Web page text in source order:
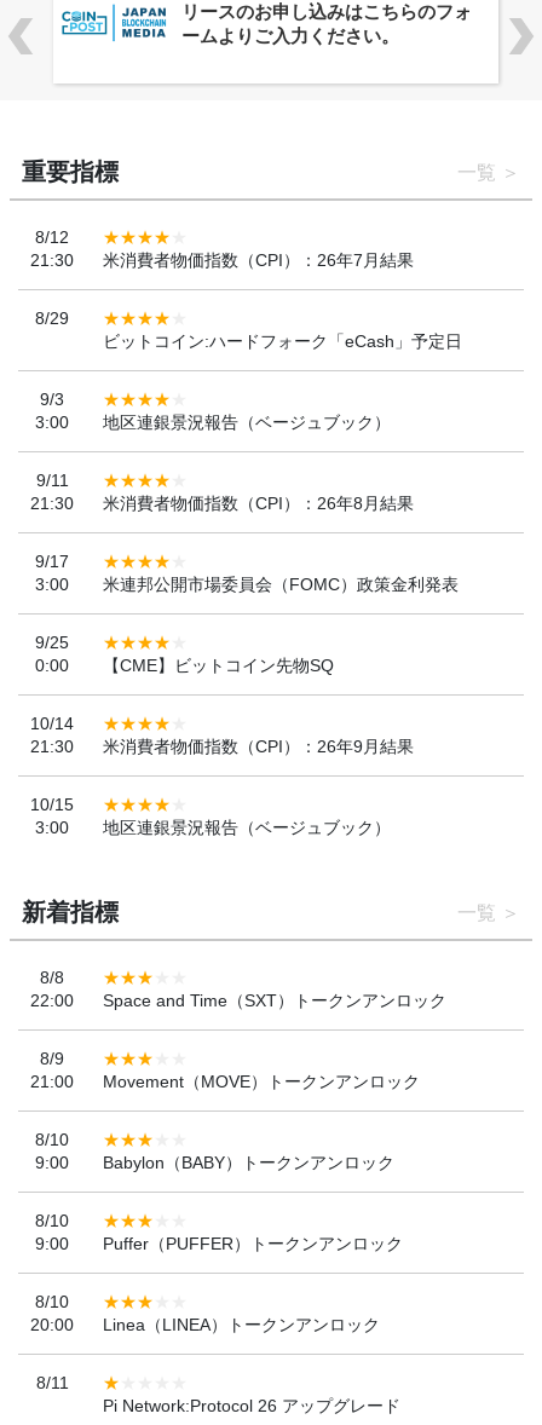
ーバルWeb3カンファレンス
「WebX2026」とのコラボレーショ
重要指標 一覧
8/12
21:30
米消費者物価指数（CPI）：26年7月結果
8/29
ビットコイン:ハードフォーク「eCash」予定日
9/3
3:00
地区連銀景況報告（ベージュブック）
9/11
21:30
米消費者物価指数（CPI）：26年8月結果
9/17
3:00
米連邦公開市場委員会（FOMC）政策金利発表
9/25
0:00
【CME】ビットコイン先物SQ
10/14
21:30
米消費者物価指数（CPI）：26年9月結果
10/15
3:00
地区連銀景況報告（ベージュブック）
新着指標 一覧
8/8
22:00
Space and Time（SXT）トークンアンロック
8/9
21:00
Movement（MOVE）トークンアンロック
8/10
9:00
Babylon（BABY）トークンアンロック
8/10
9:00
Puffer（PUFFER）トークンアンロック
8/10
20:00
Linea（LINEA）トークンアンロック
8/11
Pi Network:Protocol 26 アップグレード